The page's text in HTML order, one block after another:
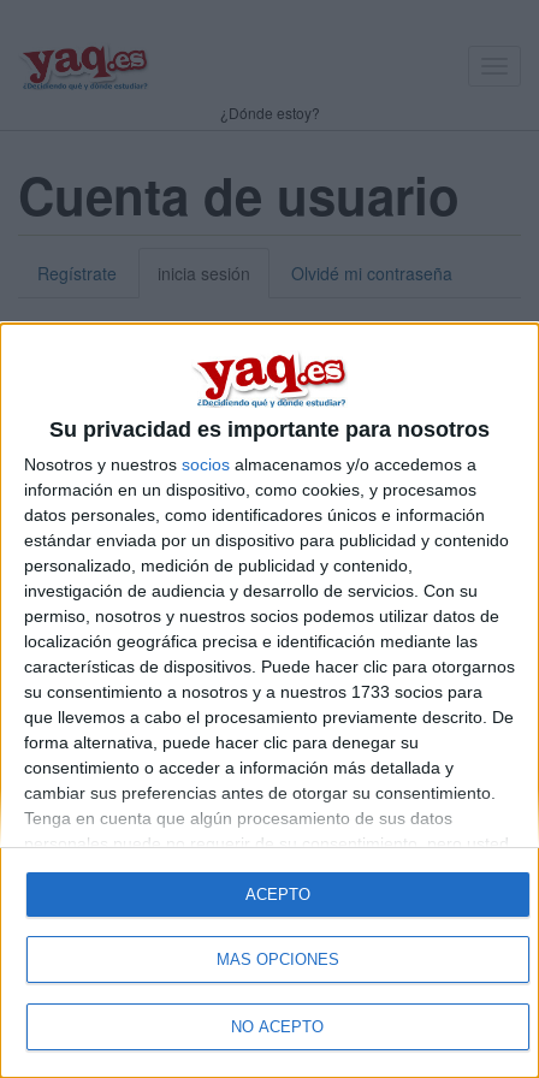
Su privacidad es importante para nosotros
Nosotros y nuestros socios almacenamos y/o accedemos a
información en un dispositivo, como cookies, y procesamos
datos personales, como identificadores únicos e información
estándar enviada por un dispositivo para publicidad y contenido
personalizado, medición de publicidad y contenido,
investigación de audiencia y desarrollo de servicios. Con su
permiso, nosotros y nuestros socios podemos utilizar datos de
localización geográfica precisa e identificación mediante las
características de dispositivos. Puede hacer clic para otorgarnos
su consentimiento a nosotros y a nuestros 1733 socios para
que llevemos a cabo el procesamiento previamente descrito. De
forma alternativa, puede hacer clic para denegar su
consentimiento o acceder a información más detallada y
cambiar sus preferencias antes de otorgar su consentimiento.
Tenga en cuenta que algún procesamiento de sus datos
personales puede no requerir de su consentimiento, pero usted
tiene el derecho de rechazar tal procesamiento. Sus
preferencias se aplicarán solo a este sitio web. Puede cambiar
sus preferencias o retirar su consentimiento en cualquier
momento volviendo a este sitio y haciendo clic en el botón
"Privacidad" en la parte inferior de la página web.
MÁS OPCIONES
NO ACEPTO
ACEPTO
¿Dónde estoy?
Cuenta de usuario
Regístrate inicia sesión Olvidé mi contraseña
Puedes iniciar sesión introduciendo tu nombre de usuario o tu
dirección de correo electrónico.
Contraseña:*
Introduce la contraseña que acompaña a tu nombre de usuario
Quiénes somos|Contactar |Anúnciate
Aviso legal|Politica de privacidad|Condiciones generales
de cookies
© 2003-2026Compás Mediterráneo S.L.- Diego de León 47 - 28006
Madrid [ESPAÑA] - Tel. +34 91 593 2767